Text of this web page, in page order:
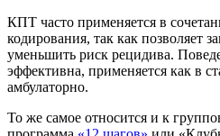
КПТ часто применяется в
кодирования, так как позволяет
уменьшить риск рецидива.
эффективна, применяется как в
амбулаторно.
То же самое относится и к